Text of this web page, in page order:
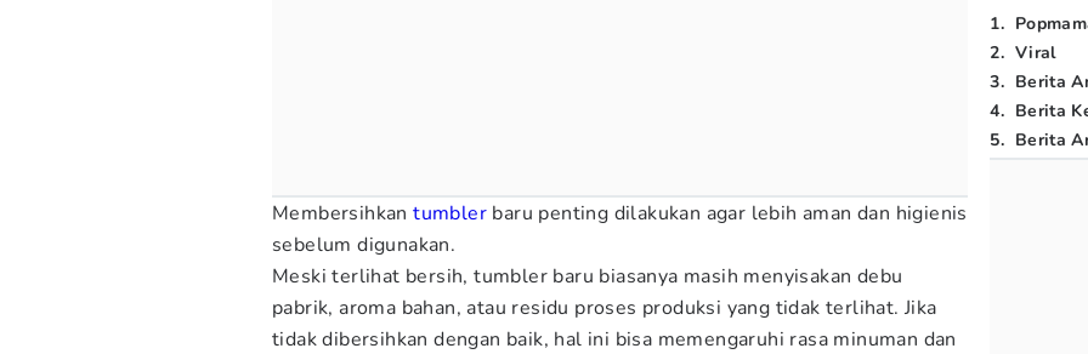
Membersihkantumbler baru penting dilakukan agar lebih aman dan higienis
sebelum digunakan.
Meski terlihat bersih, tumbler baru biasanya masih menyisakan debu
pabrik, aroma bahan, atau residu proses produksi yang tidak terlihat. Jika
tidak dibersihkan dengan baik, hal ini bisa memengaruhi rasa minuman dan
1.
2. Viral
3. Berita
4. Berita
5. Berita